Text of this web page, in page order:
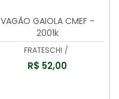
VAGÃO GAIOLA CMEF -
2001k
FRATESCHI /
R$ 52,00